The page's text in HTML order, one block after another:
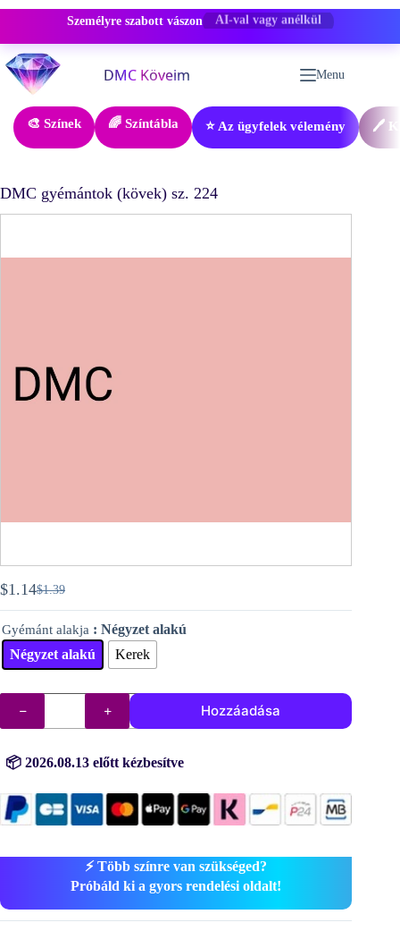
Személyre szabott vászon -50% KEDVEZMÉNY
Skip
to
content
Menu
🎨 Színek 🌈 Színtábla ⭐ Az ügyfelek vélemény 🖊️
DMC gyémántok (kövek) sz. 224
$1.39
Original
price
was:
$1.39.
$1.14Current
price
is:
$1.14.
Gyémánt alakja : Négyzet alakú
Négyzet alakú
Kerek
DMC
gyémántok
(kövek)
224
Hozzáadása
📦 2026.08.13 előtt kézbesítve
⚡ Több színre van szükséged?
Próbáld ki a gyors rendelési oldalt!